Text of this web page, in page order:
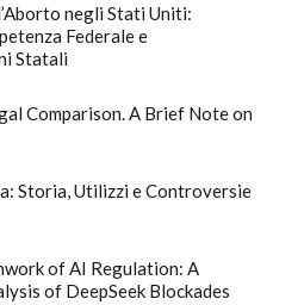
negli Stati Uniti:
Federale e
Statali
Comparison. A Brief Note on
Storia, Utilizzi e Controversie
of AI Regulation: A
of DeepSeek Blockades